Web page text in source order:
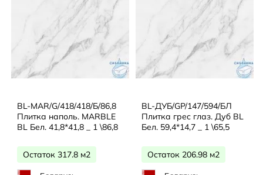
BL-MAR/G/418/418/Б/86,8
Плитка наполь. MARBLE
BL Бел. 41,8*41,8 _ 1 \86,8
Остаток 317.8 м2
BL-ДУБ/GP/147/594/БЛ
Плитка грес глаз. Дуб BL
Бел. 59,4*14,7 _ 1 \65,5
Остаток 206.98 м2